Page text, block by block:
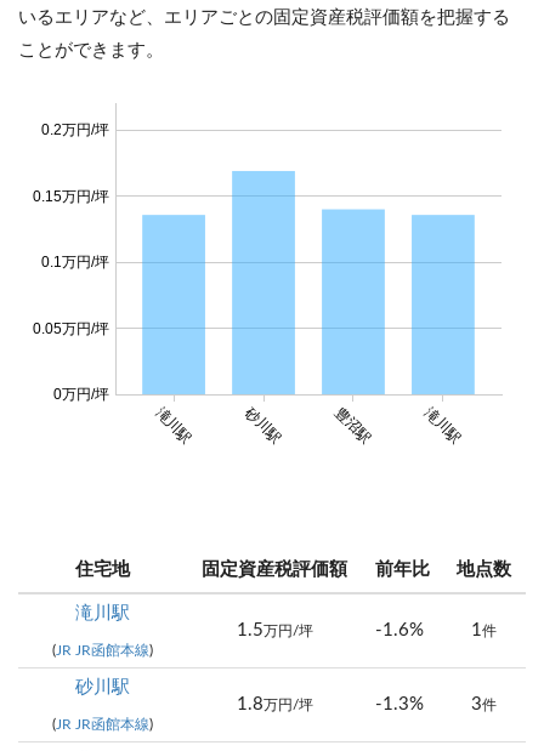
いるエリアなど、エリアごとの固定資産税評価額を把握する
ことができます。
滝川駅 砂川駅 豊沼駅 滝川駅
0万円/坪
0.05万円/坪
0.1万円/坪
0.15万円/坪
0.2万円/坪
住宅地 固定資産税評価額 前年比 地点数
滝川駅
(JR JR函館本線)
1.5 万円/坪 -1.6% 1件
砂川駅
(JR JR函館本線)
1.8 万円/坪 -1.3% 3件